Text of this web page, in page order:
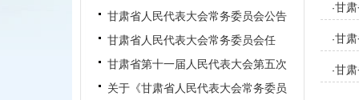
名单、任免名单
甘肃省人民代表大会常务委员会公告
( 第3号 )、甘肃省公众
甘肃省人民代表大会常务委员会任
命、决定任命、免职名单
甘肃省第十一届人民代表大会第五次
会议关于接受甘肃省第十一
关于《甘肃省人民代表大会常务委员
·甘
·甘
·甘